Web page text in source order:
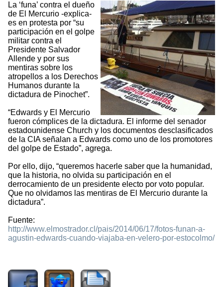
La ‘funa’ contra el dueño
de El Mercurio -explica-
es en protesta por “su
participación en el golpe
militar contra el
Presidente Salvador
Allende y por sus
mentiras sobre los
atropellos a los Derechos
Humanos durante la
dictadura de Pinochet”.
“Edwards y El Mercurio
fueron cómplices de la dictadura. El informe del senador
estadounidense Church y los documentos desclasificados
de la CIA señalan a Edwards como uno de los promotores
del golpe de Estado”, agrega.
Por ello, dijo, “queremos hacerle saber que la humanidad,
que la historia, no olvida su participación en el
derrocamiento de un presidente electo por voto popular.
Que no olvidamos las mentiras de El Mercurio durante la
dictadura”.
Fuente:
http://www.elmostrador.cl/pais/2014/06/17/fotos-funan-a-
agustin-edwards-cuando-viajaba-en-velero-por-estocolmo/